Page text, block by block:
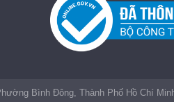
Bình Đông, Thành Phố Hồ Chí